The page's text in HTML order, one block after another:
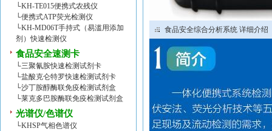
└KH-TE015便携式农残仪
└便携式ATP荧光检测仪
└KH-MD06T手持式（易滥用添加
剂）快速检测仪
食品安全速测卡
└三聚氰胺快速检测试剂卡
└盐酸克仑特罗快速检测试剂卡
└沙丁胺醇酶联免疫检测试剂盒
└莱克多巴胺酶联免疫检测试剂盒
光谱仪/色谱仪
└KHSP气相色谱仪
食品安全综合分析系统 详细介绍